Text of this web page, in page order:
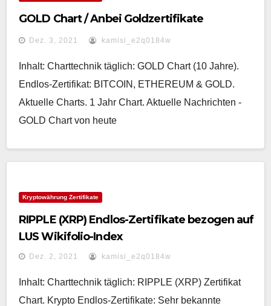
GOLD Chart / Anbei Goldzertifikate
Dez. 3, 2021 kamisi_e2q0184w
Inhalt: Charttechnik täglich: GOLD Chart (10 Jahre).
Endlos-Zertifikat: BITCOIN, ETHEREUM & GOLD.
Aktuelle Charts. 1 Jahr Chart. Aktuelle Nachrichten -
GOLD Chart von heute
Kryptowährung Zertifikate
RIPPLE (XRP) Endlos-Zertifikate bezogen auf
LUS Wikifolio-Index
Dez. 2, 2021 kamisi_e2q0184w
Inhalt: Charttechnik täglich: RIPPLE (XRP) Zertifikat
Chart. Krypto Endlos-Zertifikate: Sehr bekannte